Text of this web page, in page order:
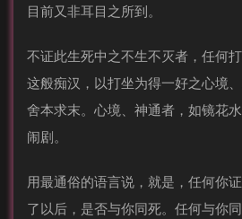
目前又非耳目之所到。
不证此生死中之不生不灭者，任何
这般痴汉，以打坐为得一好之心境
舍本求末。心境、神通者，如镜花
闹剧。
用最通俗的语言说，就是，任何你
了以后，是否与你同死。任何与你